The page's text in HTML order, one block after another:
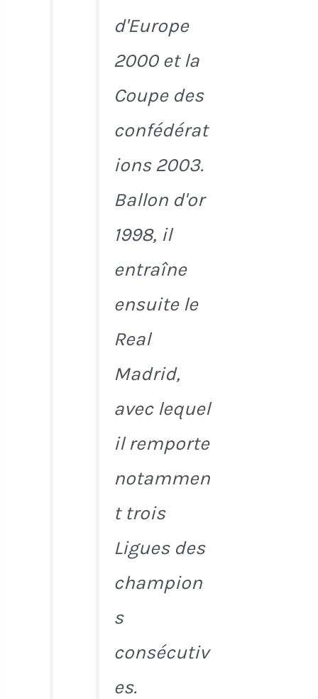
d'Europe
2000 et la
Coupe des
confédérat
ions 2003.
Ballon d'or
1998, il
entraîne
ensuite le
Real
Madrid,
avec lequel
il remporte
notammen
t trois
Ligues des
champion
s
consécutiv
es.